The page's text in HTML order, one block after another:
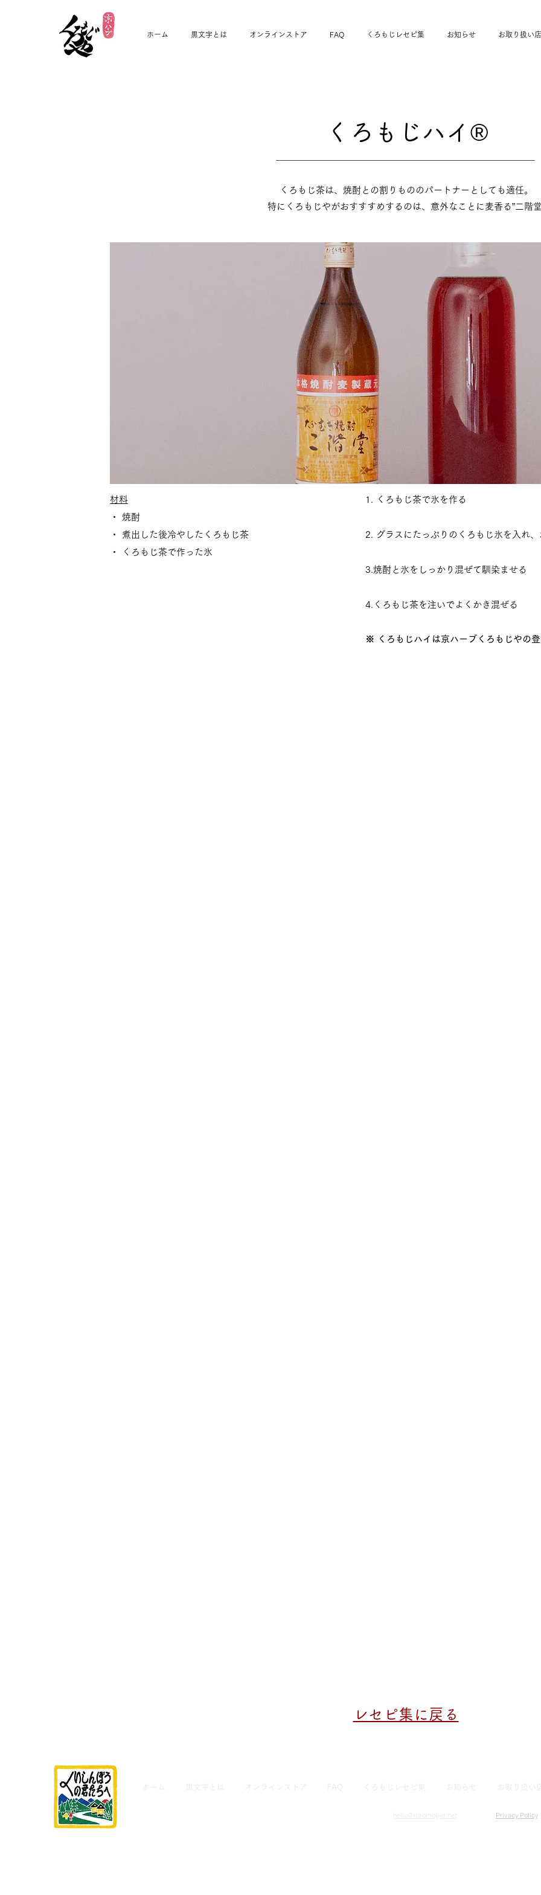
ホーム 黒文字とは オンラインストア FAQ くろもじレセピ集 お知らせ お取り扱い
くろもじハイ®️
くろもじ茶は、焼酎との割りもののパートナーとしても適任。
特にくろもじやがおすすすめするのは、意外なことに麦香る”二階
材料
・ 焼酎
・ 煮出した後冷やしたくろもじ茶
・ くろもじ茶で作った氷
​1. くろもじ茶で氷を作る
​2. グラスにたっぷりのくろもじ氷を入れ
3.焼酎と氷をしっかり混ぜて馴染ませる
4.くろもじ茶を注いでよくかき混ぜる
※ くろもじハイは京ハーブくろもじやの登
レセピ集に戻る
ホーム 黒文字とは オンラインストア お知らせ お取り扱い
hello@kuromojiya.net ​Privacy Policy